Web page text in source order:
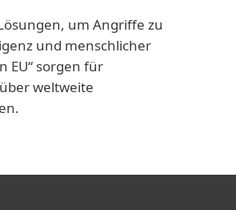
um Angriffe zu
und menschlicher
EU“ sorgen für
weltweite